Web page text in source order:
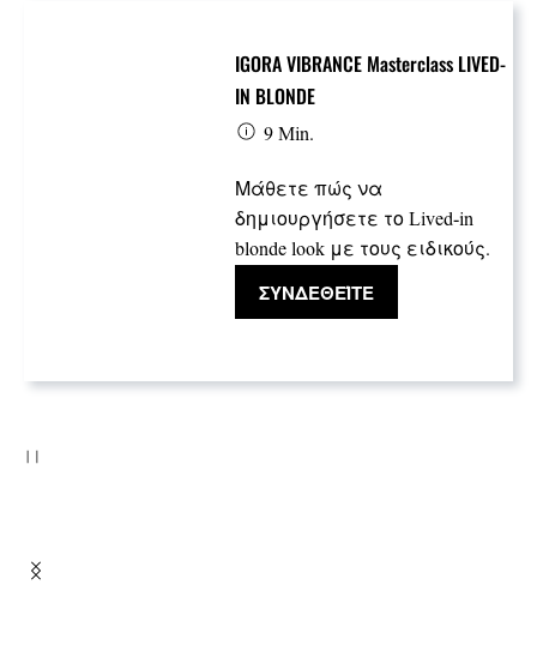
IGORA VIBRANCE Masterclass LIVED-
IN BLONDE
9 Min.
Μάθετε πώς να
δημιουργήσετε το Lived-in
blonde look με τους ειδικούς.
ΣΥΝΔΕΘΕΊΤΕ